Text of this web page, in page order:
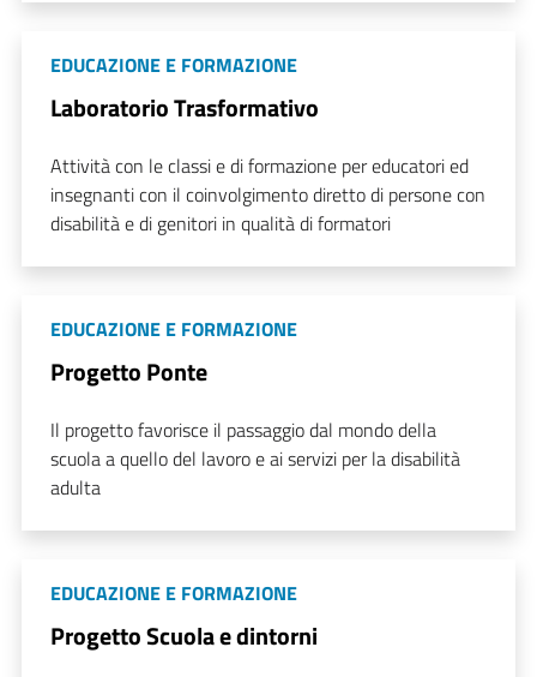
EDUCAZIONE E FORMAZIONE
Laboratorio Trasformativo
Attività con le classi e di formazione per educatori ed
insegnanti con il coinvolgimento diretto di persone con
disabilità e di genitori in qualità di formatori
EDUCAZIONE E FORMAZIONE
Progetto Ponte
Il progetto favorisce il passaggio dal mondo della
scuola a quello del lavoro e ai servizi per la disabilità
adulta
EDUCAZIONE E FORMAZIONE
Progetto Scuola e dintorni